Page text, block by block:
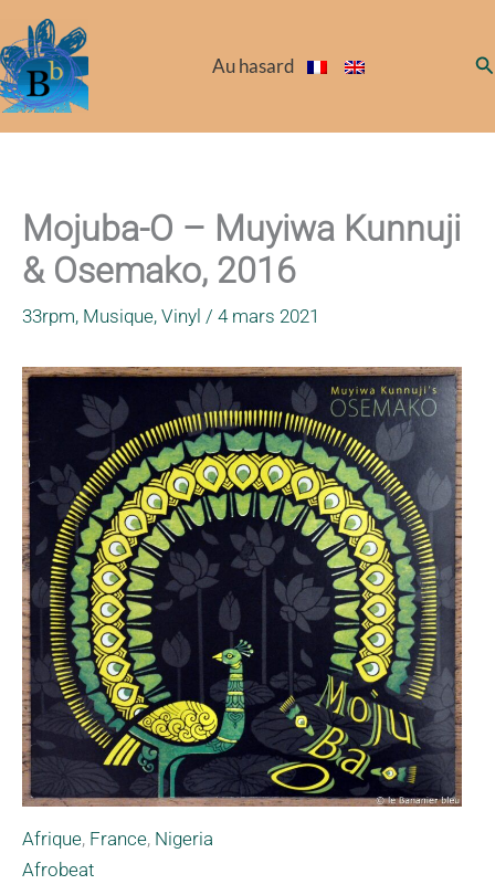
au
contenu
Au hasard
Mojuba-O – Muyiwa Kunnuji
& Osemako, 2016
33rpm, Musique, Vinyl / 4 mars 2021
Afrique, France, Nigeria
Afrobeat